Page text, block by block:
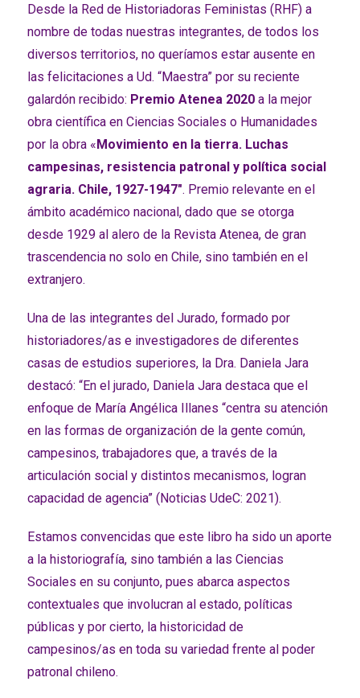
Desde la Red de Historiadoras Feministas (RHF) a
nombre de todas nuestras integrantes, de todos los
diversos territorios, no queríamos estar ausente en
las felicitaciones a Ud. “Maestra” por su reciente
galardón recibido: Premio Atenea 2020a la mejor
obra científica en Ciencias Sociales o Humanidades
por la obra «Movimiento en la tierra. Luchas
campesinas, resistencia patronal y política social
agraria. Chile, 1927-1947″. Premio relevante en el
ámbito académico nacional, dado que se otorga
desde 1929 al alero de la Revista Atenea, de gran
trascendencia no solo en Chile, sino también en el
extranjero.
Una de las integrantes del Jurado, formado por
historiadores/as e investigadores de diferentes
casas de estudios superiores, la Dra. Daniela Jara
destacó: “En el jurado, Daniela Jara destaca que el
enfoque de María Angélica Illanes “centra su atención
en las formas de organización de la gente común,
campesinos, trabajadores que, a través de la
articulación social y distintos mecanismos, logran
capacidad de agencia” (Noticias UdeC: 2021).
Estamos convencidas que este libro ha sido un aporte
a la historiografía, sino también a las Ciencias
Sociales en su conjunto, pues abarca aspectos
contextuales que involucran al estado, políticas
públicas y por cierto, la historicidad de
campesinos/as en toda su variedad frente al poder
patronal chileno.